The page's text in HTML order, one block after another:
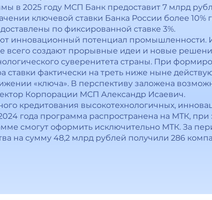
в 2025 году МСП Банк предоставит 7 млрд
ключевой ставки Банка России более
по фиксированной ставке 3%.
инновационный потенциал промышленности.
всего создают прорывные идеи и новые
суверенитета страны. При
ставки фактически на треть ниже ныне
«ключа». В перспективу заложена
Корпорации МСП Александр Исаевич.
кредитования высокотехнологичных,
года программа распространена на МТК, при
смогут оформить исключительно МТК. За
на сумму 48,2 млрд рублей получили 286